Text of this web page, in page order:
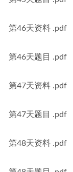
第46天资料 .pdf
第46天题目 .pdf
第47天资料 .pdf
第47天题目 .pdf
第48天资料 .pdf